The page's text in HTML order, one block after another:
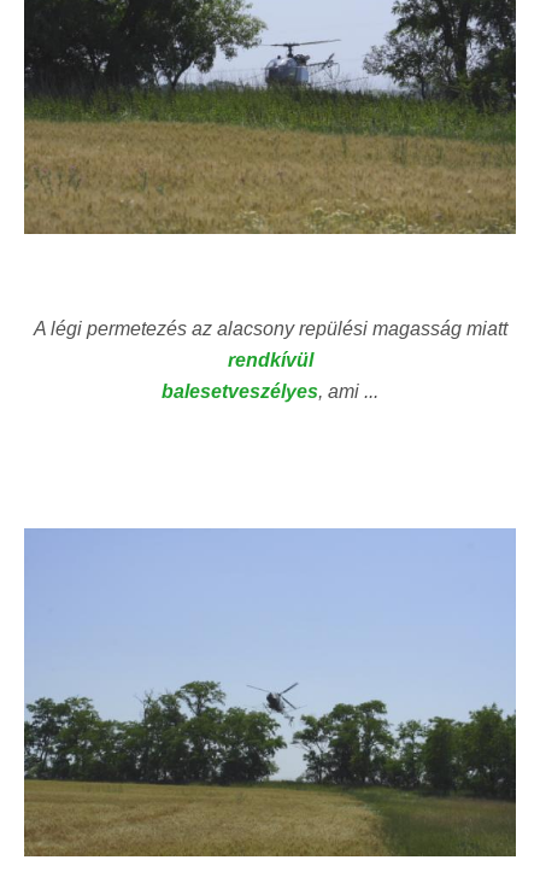
A légi permetezés az alacsony repülési magasság miatt
rendkívül
balesetveszélyes, ami ...